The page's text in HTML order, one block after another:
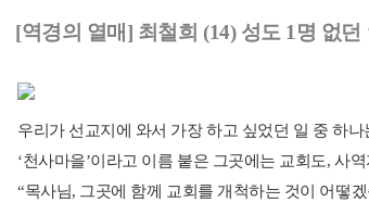
[역경의 열매] 최철희 (14) 성도 1 명 없던
우리가 선교지에 와서 가장 하고 싶었던 일 중 하나
‘천사마을’이라고 이름 붙은 그곳에는 교회도,사역
“목사님, 그곳에 함께 교회를 개척하는 것이 어떻